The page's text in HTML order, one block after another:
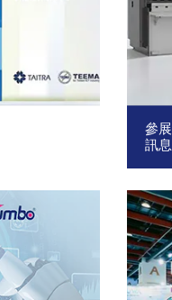
參展
訊息